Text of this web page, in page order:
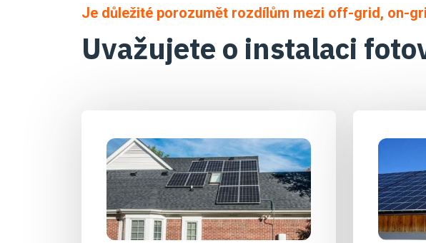
Je důležité porozumět rozdílům mezi off-grid, on-
Uvažujete o instalaci